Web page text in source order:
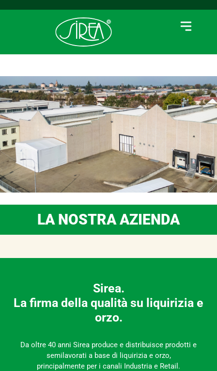
LA NOSTRA AZIENDA
Sirea.
La firma della qualità su liquirizia e
orzo.
Da oltre 40 anni Sirea produce e distribuisce prodotti e
semilavorati a base di liquirizia e orzo,
principalmente per i canali Industria e Retail.